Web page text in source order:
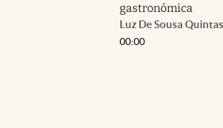
gastronómica
Luz De Sousa Quintas
00:00